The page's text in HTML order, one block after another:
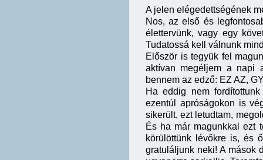
A jelen elégedettségének
Nos, az első és
élettervünk, vagy egy
Tudatossá kell válnunk
Először is tegyük fel
aktívan megéljem a napi
bennem az edző: EZ AZ,
Ha eddig nem
ezentúl apróságokon is
sikerült, ezt letudtam,
És ha már magunkkal ezt
körülöttünk lévőkre is, és
gratuláljunk neki! A mások